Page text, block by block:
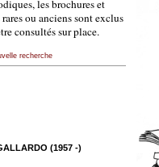
les brochures et
ou anciens sont exclus
consultés sur place.
recherche
(1957 -)